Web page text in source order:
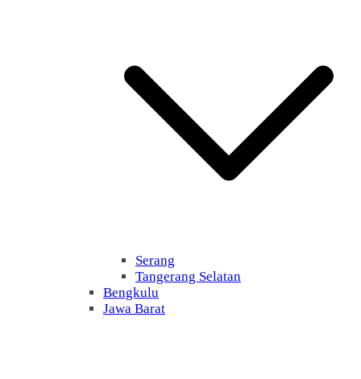
Serang
Tangerang Selatan
Bengkulu
Jawa Barat